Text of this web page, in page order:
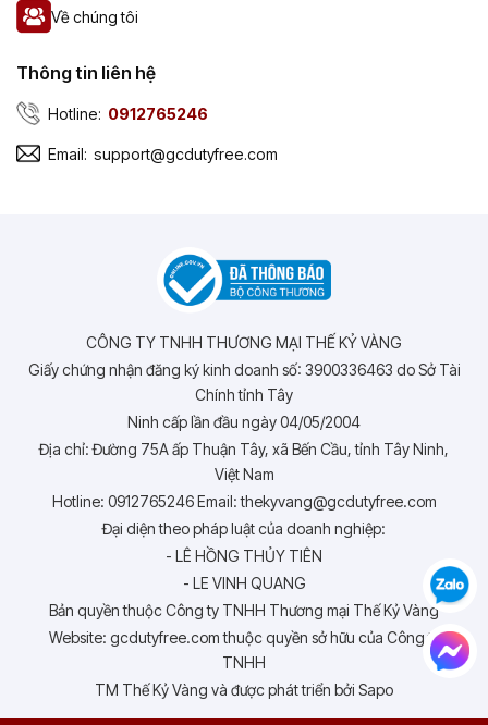
Về chúng tôi
Thông tin liên hệ
Hotline: 0912765246
Email: support@gcdutyfree.com
CÔNG TY TNHH THƯƠNG MẠI THẾ KỶ VÀNG
Giấy chứng nhận đăng ký kinh doanh số: 3900336463 do Sở Tài
Chính tỉnh Tây
Ninh cấp lần đầu ngày 04/05/2004
Địa chỉ: Đường 75A ấp Thuận Tây, xã Bến Cầu, tỉnh Tây Ninh,
Việt Nam
Hotline: 0912765246 Email: thekyvang@gcdutyfree.com
Đại diện theo pháp luật của doanh nghiệp:
- LÊ HỒNG THỦY TIÊN
- LE VINH QUANG
Bản quyền thuộc Công ty TNHH Thương mại Thế Kỷ Vàng
Website: gcdutyfree.com thuộc quyền sở hữu của Công ty
TNHH
TM Thế Kỷ Vàng và được phát triển bởi Sapo